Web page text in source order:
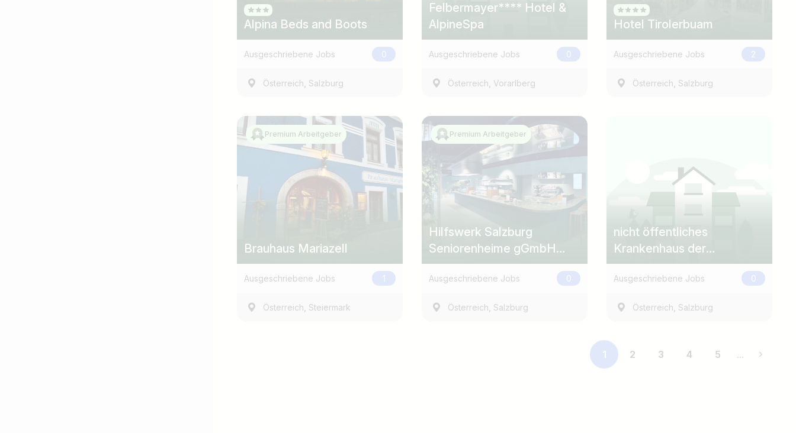
Alpina Beds and Boots
Ausgeschriebene Jobs 0
Österreich, Salzburg
Felbermayer**** Hotel &
AlpineSpa
Ausgeschriebene Jobs 0
Österreich, Vorarlberg
Hotel Tirolerbuam
Ausgeschriebene Jobs 2
Österreich, Salzburg
Premium Arbeitgeber
Brauhaus Mariazell
Ausgeschriebene Jobs 1
Österreich, Steiermark
Premium Arbeitgeber
Hilfswerk Salzburg
Seniorenheime gGmbH
Landesgeschäftsstelle
Ausgeschriebene Jobs 0
Österreich, Salzburg
nicht öffentliches
Krankenhaus der
Marktgemeinde Abtenau
Ausgeschriebene Jobs 0
Österreich, Salzburg
1 2 3 4 5 ...